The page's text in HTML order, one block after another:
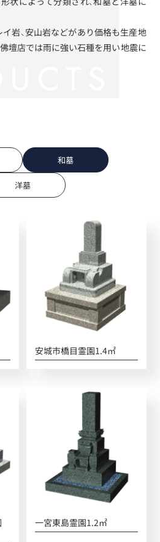
イ岩、安山岩などがあり価格も生産地
壇店では雨に強い石種を用い地震に
和墓
洋墓
安城市橋目霊園1.4㎡
一宮東島霊園1.2㎡